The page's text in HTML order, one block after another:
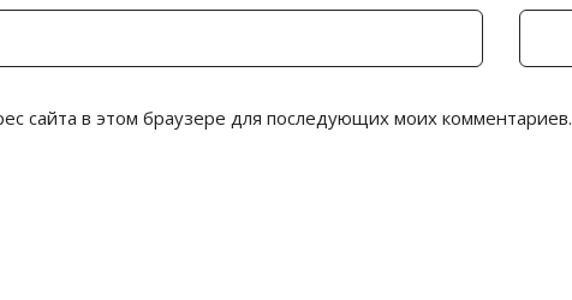
сайта в этом браузере для последующих моих комментариев.